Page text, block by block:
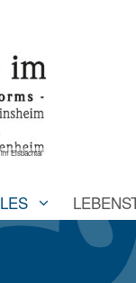
Eisbachtal